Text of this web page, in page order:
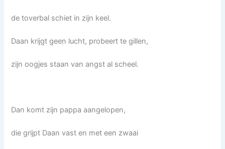
de toverbal schiet in zijn keel.
Daan krijgt geen lucht, probeert te gillen,
zijn oogjes staan van angst al scheel.
Dan komt zijn pappa aangelopen,
die grijpt Daan vast en met een zwaai